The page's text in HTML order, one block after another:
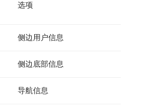
选项
侧边用户信息
侧边底部信息
导航信息